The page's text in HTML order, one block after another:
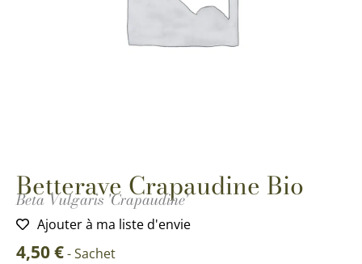
Betterave Crapaudine Bio
Beta Vulgaris 'Crapaudine'
Ajouter à ma liste d'envie
4,50€-Sachet